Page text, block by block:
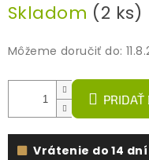
cena:
Skladom (2 ks)
Môžeme doručiť do:
PRIDAŤ
Vrátenie do 14 dní